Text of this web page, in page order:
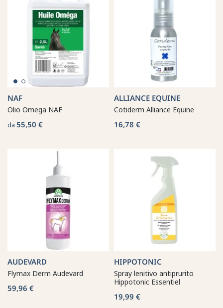
NAF
Olio Omega NAF
da 55,50 €
ALLIANCE EQUINE
Cotiderm Alliance Equine
16,78 €
AUDEVARD
Flymax Derm Audevard
59,96 €
HIPPOTONIC
Spray lenitivo antiprurito
Hippotonic Essentiel
19,99 €